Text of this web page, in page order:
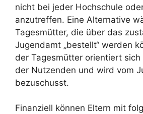
nicht bei jeder Hochschule
anzutreffen. Eine Alternative
Tagesmütter, die über das
Jugendamt „bestellt“ werden
der Tagesmütter orientiert sich
der Nutzenden und wird vom
bezuschusst.
Finanziell können Eltern mit